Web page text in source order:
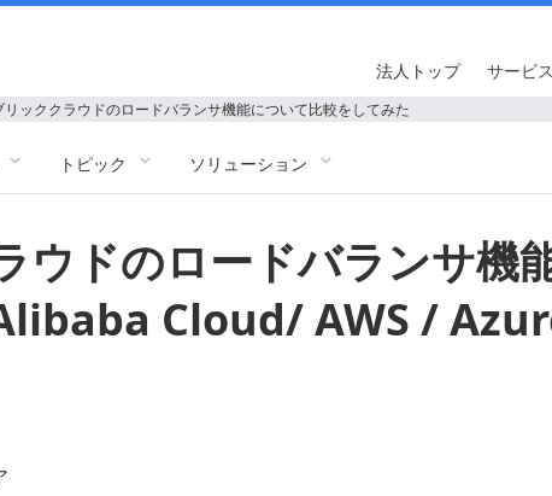
法人トップ サービス
リッククラウドのロードバランサ機能について比較をしてみた
トピック ソリューション
ウドのロードバランサ機
Cloud/ AWS /